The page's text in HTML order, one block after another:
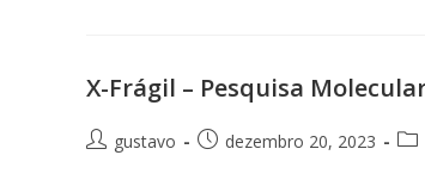
X-Frágil – Pesquisa
gustavo dezembro 20, 2023